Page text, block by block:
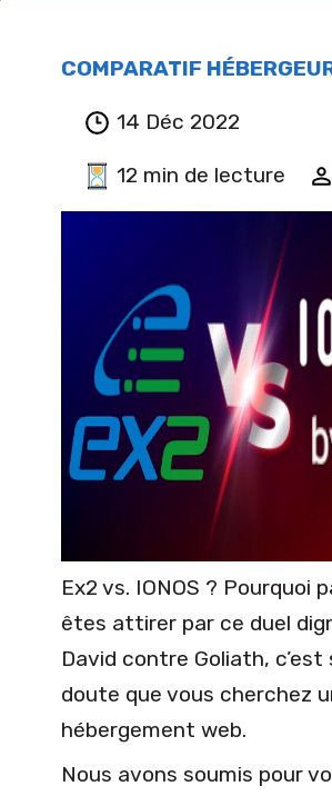
COMPARATIF
14 Déc 2022
12 min de lecture
Ex2 vs. IONOS ? Pourquoi
êtes attirer par ce duel
David contre Goliath, c’est
doute que vous cherchez
hébergement web.
Nous avons soumis pour